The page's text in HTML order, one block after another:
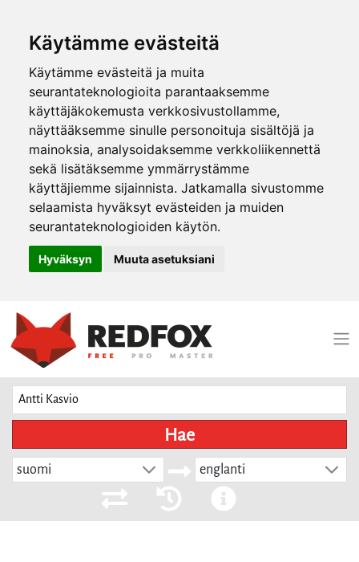
Käytämme evästeitä
Käytämme evästeitä ja muita
seurantateknologioita parantaaksemme
käyttäjäkokemusta verkkosivustollamme,
näyttääksemme sinulle personoituja sisältöjä ja
mainoksia, analysoidaksemme verkkoliikennettä
sekä lisätäksemme ymmärrystämme
käyttäjiemme sijainnista. Jatkamalla sivustomme
selaamista hyväksyt evästeiden ja muiden
seurantateknologioiden käytön.
Hyväksyn Muuta asetuksiani
Hae
suomi englanti